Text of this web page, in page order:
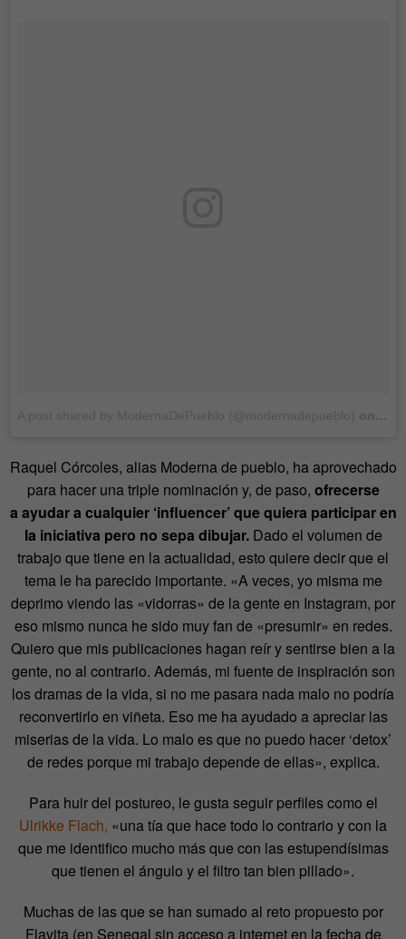
Raquel Córcoles, alias Moderna de pueblo, ha aprovechado
para hacer una triple nominación y, de paso, ofrecerse
a ayudar a cualquier ‘influencer’ que quiera participar en
la iniciativa pero no sepa dibujar. Dado el volumen de
trabajo que tiene en la actualidad, esto quiere decir que el
tema le ha parecido importante. «A veces, yo misma me
deprimo viendo las «vidorras» de la gente en Instagram, por
eso mismo nunca he sido muy fan de «presumir» en redes.
Quiero que mis publicaciones hagan reír y sentirse bien a la
gente, no al contrario. Además, mi fuente de inspiración son
los dramas de la vida, si no me pasara nada malo no podría
reconvertirlo en viñeta. Eso me ha ayudado a apreciar las
miserias de la vida. Lo malo es que no puedo hacer ‘detox’
de redes porque mi trabajo depende de ellas», explica.
Para huir del postureo, le gusta seguir perfiles como el
Ulrikke Flach, «una tía que hace todo lo contrario y con la
que me identifico mucho más que con las estupendísimas
que tienen el ángulo y el filtro tan bien pillado».
Muchas de las que se han sumado al reto propuesto por
Flavita (en Senegal sin acceso a internet en la fecha de